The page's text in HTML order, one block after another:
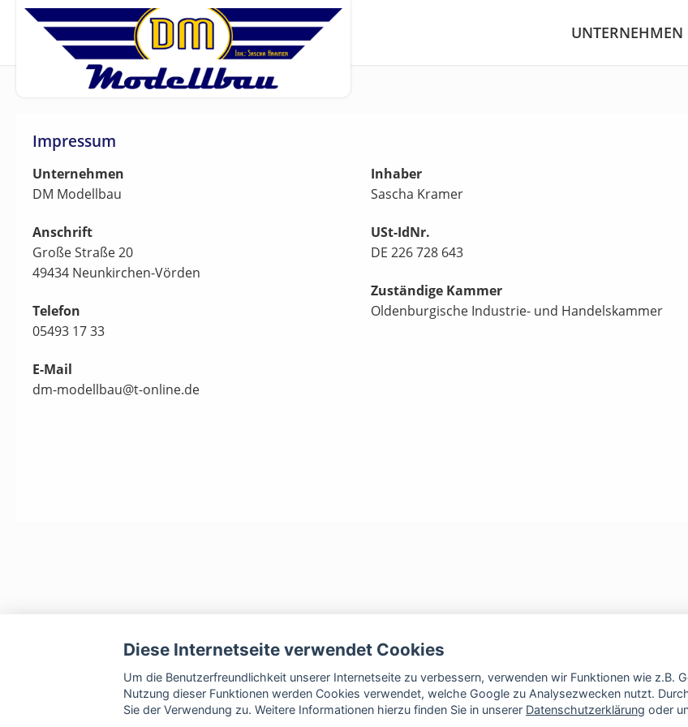
UNTERNEHMEN
Impressum
Unternehmen
DM Modellbau
Anschrift
Große Straße 20
49434 Neunkirchen-Vörden
Telefon
05493 17 33
E-Mail
dm-modellbau@t-online.de
Inhaber
Sascha Kramer
USt-IdNr.
DE 226 728 643
Zuständige Kammer
Oldenburgische Industrie- und Handelskammer
Diese Internetseite verwendet Cookies
Um die Benutzerfreundlichkeit unserer Internetseite zu verbessern, verwenden wir Funktionen wie z.B.
Nutzung dieser Funktionen werden Cookies verwendet, welche Google zu Analysezwecken nutzt.
Sie der Verwendung zu. Weitere Informationen hierzu finden Sie in unserer Datenschutzerklärung oder